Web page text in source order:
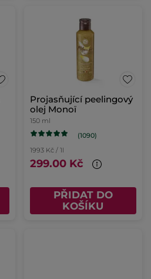
Projasňující peelingový
olej Monoï
150 ml
(1090)
1993 Kč / 1l
299.00 Kč
PŘIDAT DO
KOŠÍKU